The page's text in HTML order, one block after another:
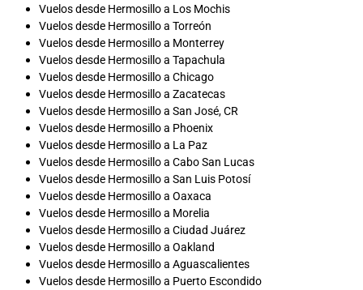
Vuelos desde Hermosillo a Los Mochis
Vuelos desde Hermosillo a Torreón
Vuelos desde Hermosillo a Monterrey
Vuelos desde Hermosillo a Tapachula
Vuelos desde Hermosillo a Chicago
Vuelos desde Hermosillo a Zacatecas
Vuelos desde Hermosillo a San José, CR
Vuelos desde Hermosillo a Phoenix
Vuelos desde Hermosillo a La Paz
Vuelos desde Hermosillo a Cabo San Lucas
Vuelos desde Hermosillo a San Luis Potosí
Vuelos desde Hermosillo a Oaxaca
Vuelos desde Hermosillo a Morelia
Vuelos desde Hermosillo a Ciudad Juárez
Vuelos desde Hermosillo a Oakland
Vuelos desde Hermosillo a Aguascalientes
Vuelos desde Hermosillo a Puerto Escondido